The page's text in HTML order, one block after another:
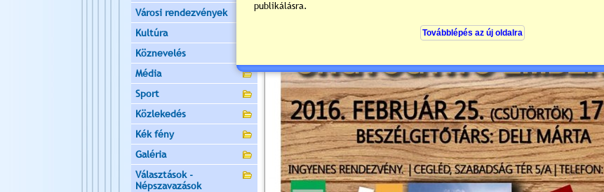
Városi rendezvények
Kultúra
Köznevelés
Média
Sport
Közlekedés
Kék fény
Galéria
Választások -
Népszavazások